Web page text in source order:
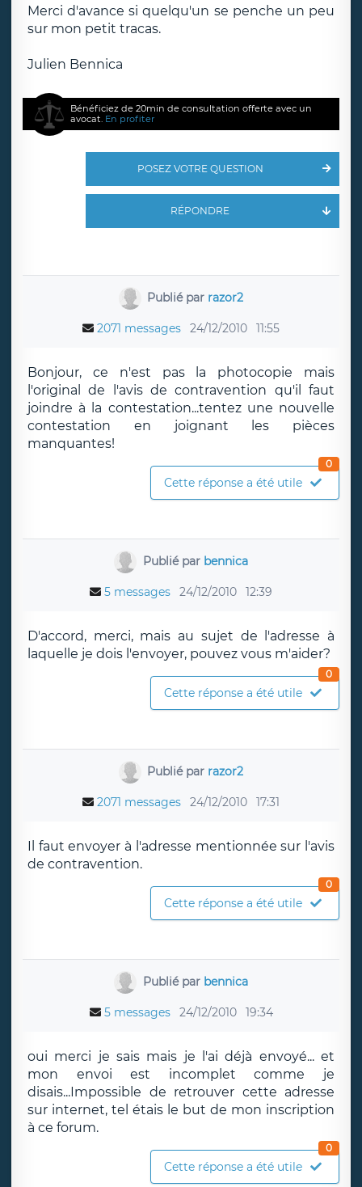
Merci d'avance si quelqu'un se penche un peu
sur mon petit tracas.
Julien Bennica
Bénéficiez de 20min de consultation offerte avec un
avocat. En profiter
POSEZ VOTRE QUESTION
RÉPONDRE
Publié par razor2
2071 messages 24/12/2010 11:55
Bonjour, ce n'est pas la photocopie mais
l'original de l'avis de contravention qu'il faut
joindre à la contestation...tentez une nouvelle
contestation en joignant les pièces
manquantes!
Cette réponse a été utile
0
Publié par bennica
5 messages 24/12/2010 12:39
D'accord, merci, mais au sujet de l'adresse à
laquelle je dois l'envoyer, pouvez vous m'aider?
Cette réponse a été utile
0
Publié par razor2
2071 messages 24/12/2010 17:31
Il faut envoyer à l'adresse mentionnée sur l'avis
de contravention.
Cette réponse a été utile
0
Publié par bennica
5 messages 24/12/2010 19:34
oui merci je sais mais je l'ai déjà envoyé... et
mon envoi est incomplet comme je
disais...Impossible de retrouver cette adresse
sur internet, tel étais le but de mon inscription
à ce forum.
Cette réponse a été utile
0